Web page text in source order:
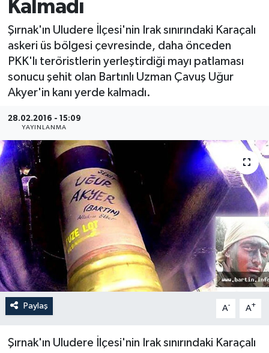
Kalmadı
Şırnak'ın Uludere İlçesi'nin Irak sınırındaki Karaçalı
askeri üs bölgesi çevresinde, daha önceden
PKK'lı teröristlerin yerleştirdiği mayı patlaması
sonucu şehit olan Bartınlı Uzman Çavuş Uğur
Akyer'in kanı yerde kalmadı.
28.02.2016 - 15:09
YAYINLANMA
Paylaş A- A+
Şırnak'ın Uludere İlçesi'nin Irak sınırındaki Karaçalı
Sağlık
Sinema
Sivil Toplum
Siyaset
Spor
Turizm
Yaşam
Yerel Yönetimler